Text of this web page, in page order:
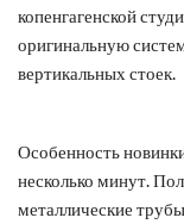
копенгагенской
оригинальную
вертикальных стоек.
Особенность
несколько минут.
металлические